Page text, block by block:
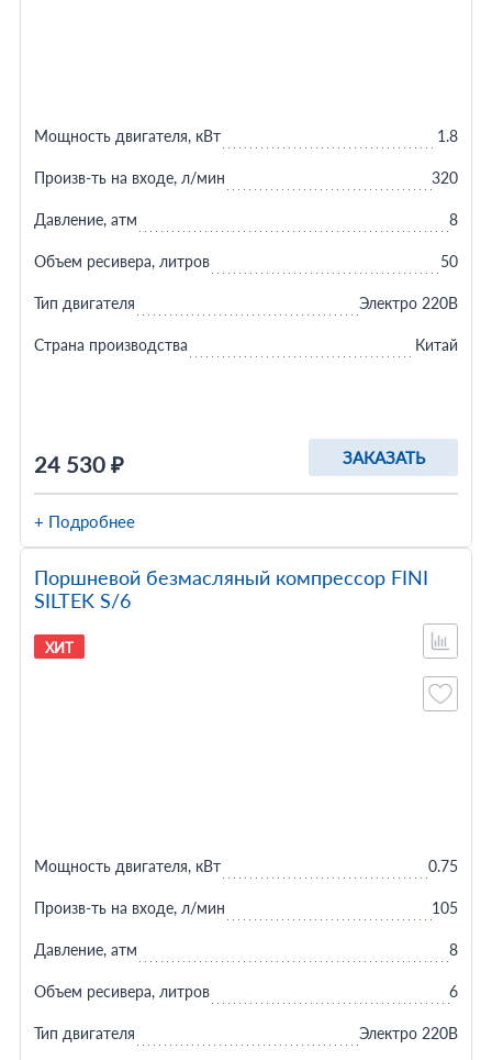
24 530 ₽ ЗАКАЗАТЬ
Мощность двигателя, кВт 1.8
Произв-ть на входе, л/мин 320
Давление, атм 8
Объем ресивера, литров 50
Тип двигателя Электро 220В
Страна производства Китай
+ Подробнее
Поршневой безмасляный компрессор FINI
SILTEK S/6
ХИТ
Мощность двигателя, кВт 0.75
Произв-ть на входе, л/мин 105
Давление, атм 8
Объем ресивера, литров 6
Тип двигателя Электро 220В